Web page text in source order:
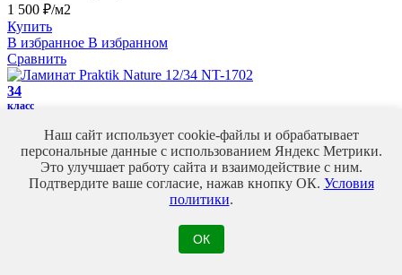
1 500 ₽/м2
Купить
В избранное В избранном
Сравнить
34
класс
Ламинат Praktik Nature 12/34 NT-1702
Страна: Китай
Производитель: Praktik
Класс: 34
Наш сайт использует cookie-файлы и обрабатывает
персональные данные с использованием Яндекс Метрики.
Это улучшает работу сайта и взаимодействие с ним.
Подтвердите ваше согласие, нажав кнопку ОК. Условия
политики.
ОК